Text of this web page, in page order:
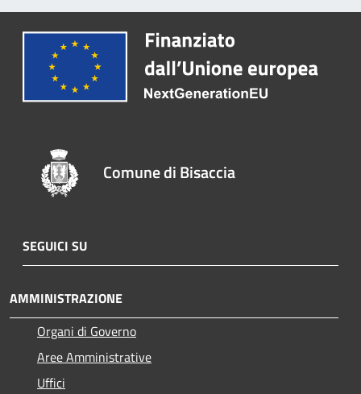
Comune di Bisaccia
SEGUICI SU
AMMINISTRAZIONE
Organi di Governo
Aree Amministrative
Uffici